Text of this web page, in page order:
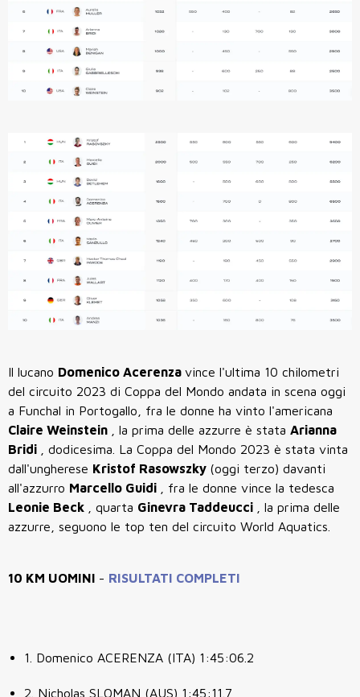
Il lucano Domenico Acerenza vince l'ultima 10 chilometri
del circuito 2023 di Coppa del Mondo andata in scena oggi
a Funchal in Portogallo, fra le donne ha vinto l'americana
Claire Weinstein
, la prima delle azzurre è stata Arianna
Bridi
, dodicesima. La Coppa del Mondo 2023 è stata vinta
dall'ungherese Kristof Rasowszky (oggi terzo) davanti
all'azzurro Marcello Guidi
, fra le donne vince la tedesca
Leonie Beck
, quarta Ginevra Taddeucci
, la prima delle
azzurre, seguono le top ten del circuito World Aquatics.
10 KM UOMINI - RISULTATI COMPLETI
1. Domenico ACERENZA (ITA) 1:45:06.2
2. Nicholas SLOMAN (AUS) 1:45:11.7